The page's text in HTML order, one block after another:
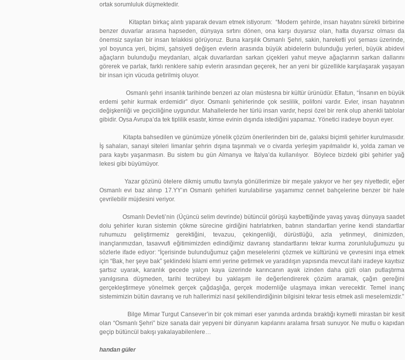
ortak sorumluluk düşmektedir.
Kitaptan birkaç alıntı yaparak devam etmek istiyorum: “Modern şehirde, insan hayatını sürekli birbirine
benzer duvarlar arasına hapseden, dünyaya sırtını dönen, ona karşı duyarsız olan, hatta duyarsız olması da
önemsiz sayılan bir insan telakkisi görüyoruz. Buna karşılık Osmanlı Şehri, sakin, hareketli yol şeması üzerinde,
yol boyunca yeri, biçimi, şahsiyeti değişen evlerin arasında büyük abidelerin bulunduğu yerleri, büyük abidevi
ağaçların bulunduğu meydanları, alçak duvarlardan sarkan çiçekleri yahut meyve ağaçlarının sarkan dallarını
görerek ve parlak, farklı renklere sahip evlerin arasından geçerek, her an yeni bir güzellikle karşılaşarak yaşayan
bir insan için vücuda getirilmiş oluyor.
Osmanlı şehri insanlık tarihinde benzeri az olan müstesna bir kültür ürünüdür. Eflatun, “İnsanın en büyük
erdemi şehir kurmak erdemidir” diyor. Osmanlı şehirlerinde çok seslilik, polifoni vardır. Evler, insan hayatının
değişkenliği ve geçiciliğine uygundur. Mahallelerde her türlü insan vardır, hepsi özel bir renk olup ahenkli tablolar
gibidir. Oysa Avrupa’da tek tiplilik esastır, kimse evinin dışında istediğini yapamaz. Yönetici iradeye boyun eyer.
Kitapta bahsedilen ve günümüze yönelik çözüm önerilerinden biri de, galaksi biçimli şehirler kurulmasıdır.
İş sahaları, sanayi siteleri limanlar şehrin dışına taşınmalı ve o civarda yerleşim yapılmalıdır ki, yolda zaman ve
para kaybı yaşanmasın. Bu sistem bu gün Almanya ve İtalya’da kullanılıyor. Böylece bizdeki gibi şehirler yağ
lekesi gibi büyümüyor.
Yazar gözünü ötelere dikmiş umutlu tavrıyla gönüllerimize bir meşale yakıyor ve her şey niyettedir, eğer
Osmanlı evi baz alınıp 17.YY’ın Osmanlı şehirleri kurulabilirse yaşamımız cennet bahçelerine benzer bir hale
çevrilebilir müjdesini veriyor.
Osmanlı Devleti’nin (Üçüncü selim devrinde) bütüncül görüşü kaybettiğinde yavaş yavaş dünyaya saadet
dolu şehirler kuran sistemin çökme sürecine girdiğini hatırlatırken, batının standartları yerine kendi standartlar
ruhumuzu geliştirmemiz gerektiğini, tevazuu, çekingenliği, dürüstlüğü, azla yetinmeyi, dinimizden,
inançlarımızdan, tasavvufi eğitimimizden edindiğimiz davranış standartlarını tekrar kurma zorunluluğumuzu şu
sözlerle ifade ediyor: “İçerisinde bulunduğumuz çağın meselelerini çözmek ve kültürünü ve çevresini inşa etmek
için “Bak, her şeye bak” şeklindeki İslami emri yerine getirmek ve yaradılışın yapısında mevcut ilahi iradeye kayıtsız
şartsız uyarak, karanlık gecede yalçın kaya üzerinde karıncanın ayak izinden daha gizli olan putlaştırma
yanılgısına düşmeden, tarihi tecrübeyi bu yaklaşım ile değerlendirerek çözüm aramak, çağın gereğini
gerçekleştirmeye yönelmek gerçek çağdaşlığa, gerçek modernliğe ulaşmaya imkan verecektir. Temel inanç
sistemimizin bütün davranış ve ruh hallerimizi nasıl şekillendirdiğinin bilgisini tekrar tesis etmek asli meselemizdir.”
Bilge Mimar Turgut Cansever’in bir çok mimari eser yanında ardında bıraktığı kıymetli mirastan bir kesit
olan “Osmanlı Şehri” bize sanata dair yepyeni bir dünyanın kapılarını aralama fırsatı sunuyor. Ne mutlu o kapıdan
geçip bütüncül bakışı yakalayabilenlere…
handan güler